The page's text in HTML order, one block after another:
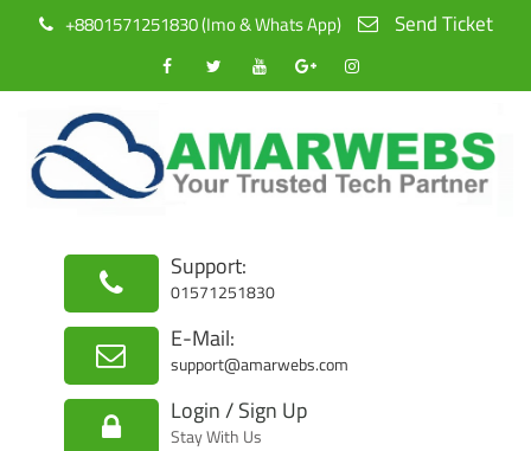
+8801571251830 (Imo & Whats App) Send Ticket
Support:
01571251830
E-Mail:
support@amarwebs.com
Login / Sign Up
Stay With Us